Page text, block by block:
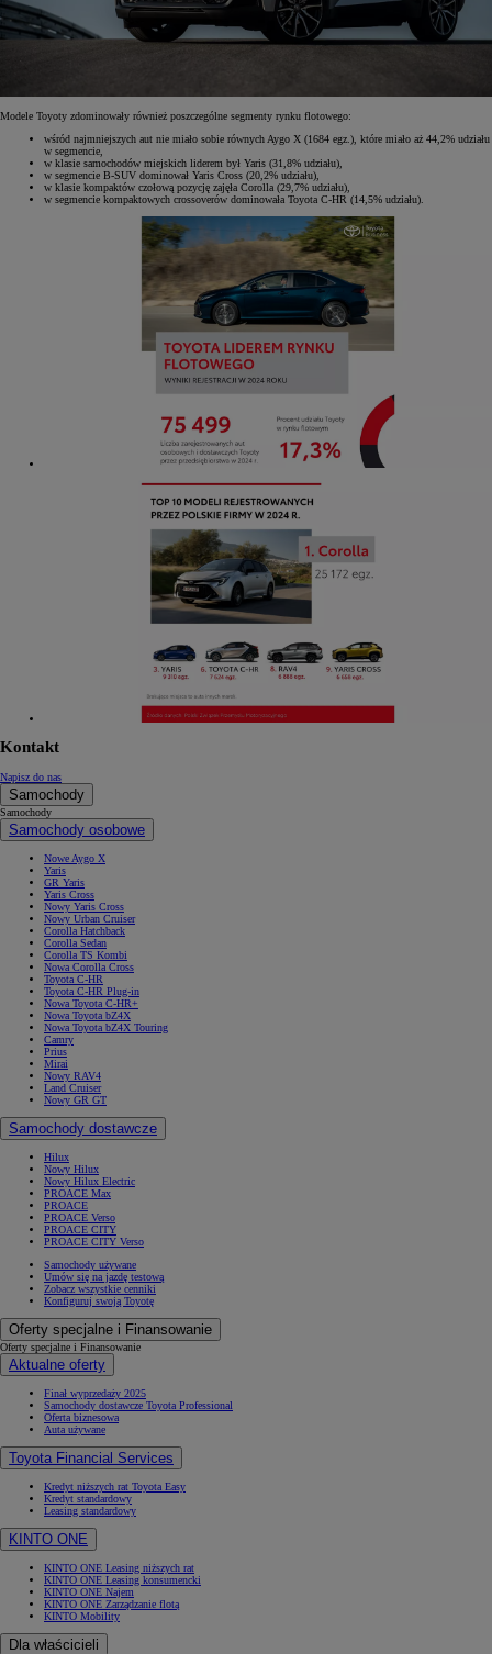
Modele Toyoty zdominowały również poszczególne segmenty rynku flotowego:
wśród najmniejszych aut nie miało sobie równych Aygo X (1684 egz.), które miało aż 44,2% udziału
w segmencie,
w klasie samochodów miejskich liderem był Yaris (31,8% udziału),
w segmencie B-SUV dominował Yaris Cross (20,2% udziału),
w klasie kompaktów czołową pozycję zajęła Corolla (29,7% udziału),
w segmencie kompaktowych crossoverów dominowała Toyota C-HR (14,5% udziału).
Kontakt
Napisz do nas
Samochody
Samochody
Samochody osobowe
Nowe Aygo X
Yaris
GR Yaris
Yaris Cross
Nowy Yaris Cross
Nowy Urban Cruiser
Corolla Hatchback
Corolla Sedan
Corolla TS Kombi
Nowa Corolla Cross
Toyota C-HR
Toyota C-HR Plug-in
Nowa Toyota C-HR+
Nowa Toyota bZ4X
Nowa Toyota bZ4X Touring
Camry
Prius
Mirai
Nowy RAV4
Land Cruiser
Nowy GR GT
Samochody dostawcze
Hilux
Nowy Hilux
Nowy Hilux Electric
PROACE Max
PROACE
PROACE Verso
PROACE CITY
PROACE CITY Verso
Samochody używane
Umów się na jazdę testową
Zobacz wszystkie cenniki
Konfiguruj swoją Toyotę
Oferty specjalne i Finansowanie
Oferty specjalne i Finansowanie
Aktualne oferty
Finał wyprzedaży 2025
Samochody dostawcze Toyota Professional
Oferta biznesowa
Auta używane
Toyota Financial Services
Kredyt niższych rat Toyota Easy
Kredyt standardowy
Leasing standardowy
KINTO ONE
KINTO ONE Leasing niższych rat
KINTO ONE Leasing konsumencki
KINTO ONE Najem
KINTO ONE Zarządzanie flotą
KINTO Mobility
Dla właścicieli